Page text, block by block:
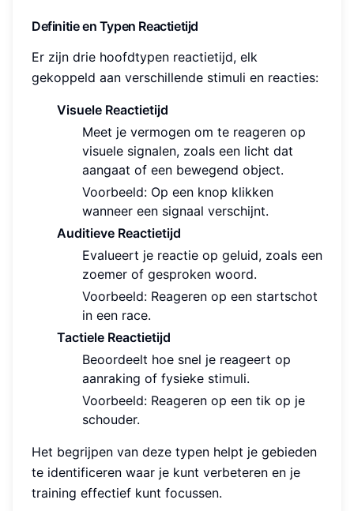
Definitie en Typen Reactietijd
Er zijn drie hoofdtypen reactietijd, elk
gekoppeld aan verschillende stimuli en reacties:
Visuele Reactietijd
Meet je vermogen om te reageren op
visuele signalen, zoals een licht dat
aangaat of een bewegend object.
Voorbeeld: Op een knop klikken
wanneer een signaal verschijnt.
Auditieve Reactietijd
Evalueert je reactie op geluid, zoals een
zoemer of gesproken woord.
Voorbeeld: Reageren op een startschot
in een race.
Tactiele Reactietijd
Beoordeelt hoe snel je reageert op
aanraking of fysieke stimuli.
Voorbeeld: Reageren op een tik op je
schouder.
Het begrijpen van deze typen helpt je gebieden
te identificeren waar je kunt verbeteren en je
training effectief kunt focussen.